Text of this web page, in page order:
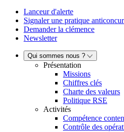
Lanceur d'alerte
Signaler une pratique
Demander la clémence
Newsletter
Qui sommes nous ?
Présentation
Missions
Chiffres clés
Charte des valeurs
Politique RSE
Activités
Compétence
Contrôle des